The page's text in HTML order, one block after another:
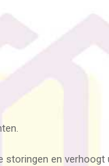
en verhoogt